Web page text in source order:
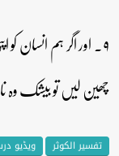
۹۔ اور اگر ہم
چھین لیں تو بیشک وہ
تفسیر الکوثر ویڈیو